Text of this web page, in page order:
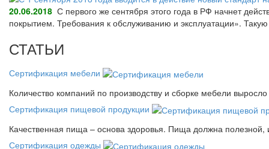
20.06.2018 С первого же сентября этого года в РФ начнет
покрытием. Требования к обслуживанию и эксплуатации».
СТАТЬИ
Сертификация мебели
Количество компаний по производству и сборке мебели
Сертификация пищевой продукции
Качественная пища – основа здоровья. Пища должна
Сертификация одежды